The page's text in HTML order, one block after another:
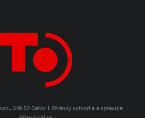
349 52 Cebiv 1.Stránky vytvořila a spravuje